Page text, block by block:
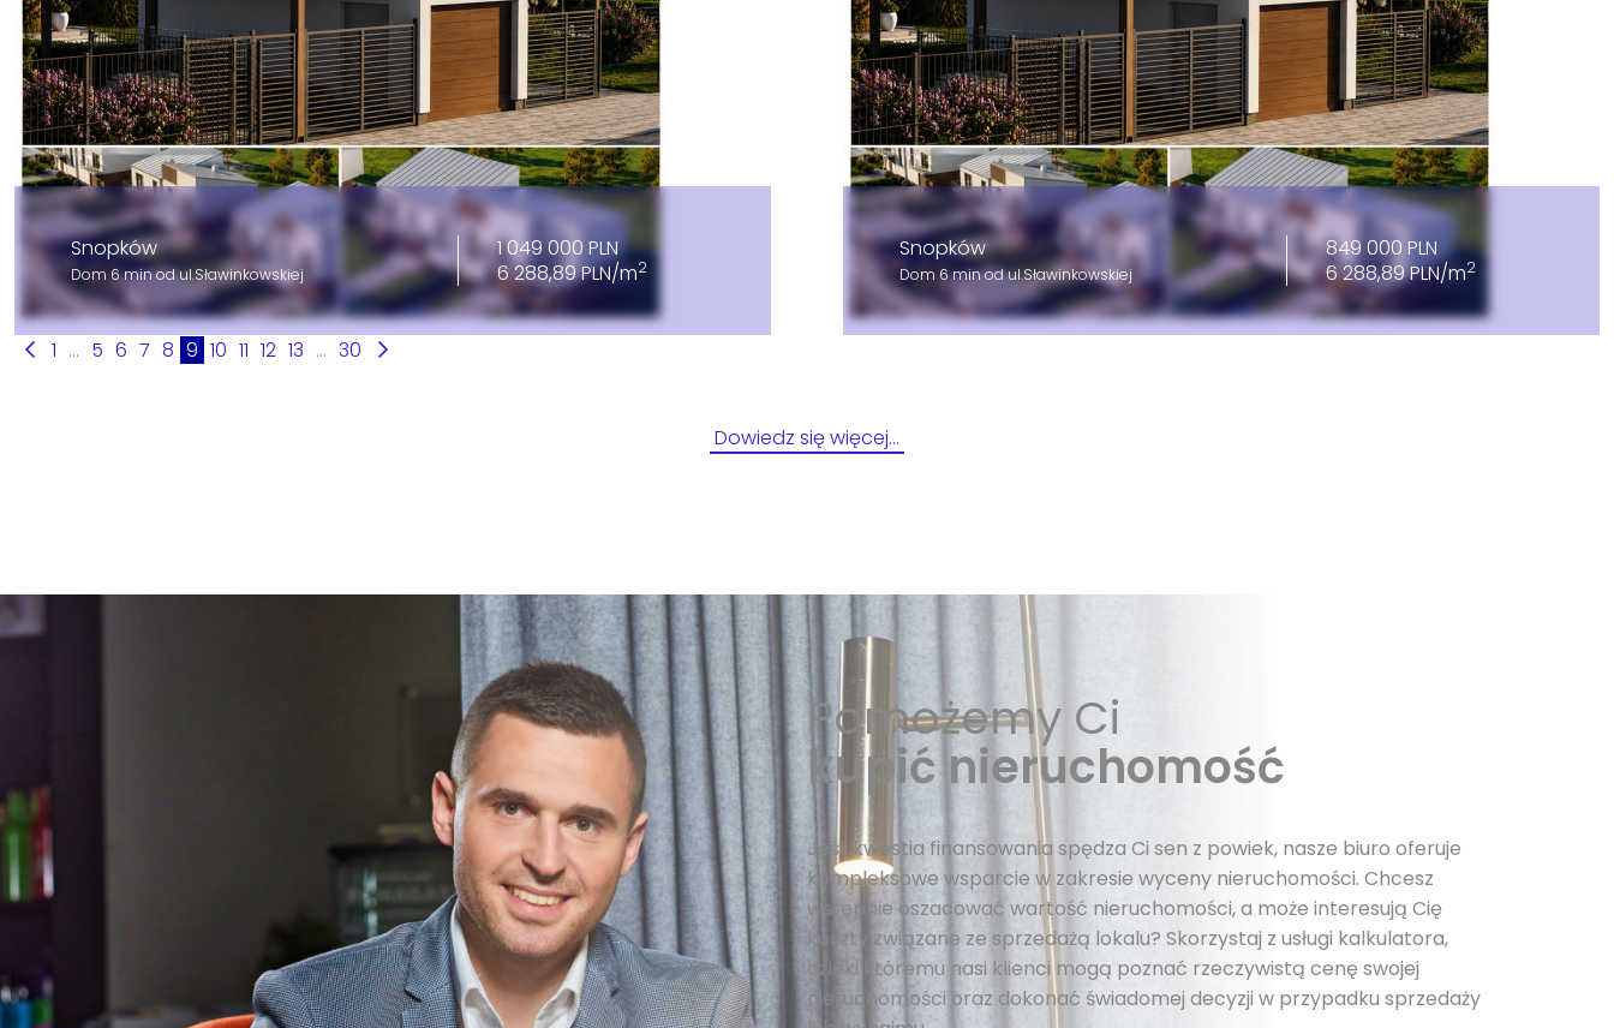
Snopków
Dom 6 min od ul.Sławinkowskiej
1 049 000 PLN
6 288,89 PLN/m2
Snopków
Dom 6 min od ul.Sławinkowskiej
849 000 PLN
6 288,89 PLN/m2
1 ... 5 6 7 8 9 10 11 12 13 ... 30
Dowiedz się więcej…
Pomożemy Ci
kupić nieruchomość
Jeśli kwestia finansowania spędza Ci sen z powiek, nasze biuro oferuje
kompleksowe wsparcie w zakresie wyceny nieruchomości. Chcesz
wstępnie oszacować wartość nieruchomości, a może interesują Cię
koszty związane ze sprzedażą lokalu? Skorzystaj z usługi kalkulatora,
dzięki któremu nasi klienci mogą poznać rzeczywistą cenę swojej
nieruchomości oraz dokonać świadomej decyzji w przypadku sprzedaży